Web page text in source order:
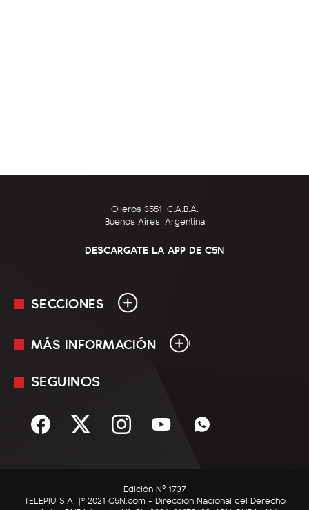
Olleros 3551, C.A.B.A.
Buenos Aires, Argentina
DESCARGATE LA APP DE C5N
SECCIONES
En Vivo
Sociedad
C5N Autos
MÁS INFORMACIÓN
Mediakit
Términos y condiciones
SEGUINOS
Edición Nº 1737
TELEPIU S.A. |© 2021 C5N.com - Dirección Nacional del Derecho